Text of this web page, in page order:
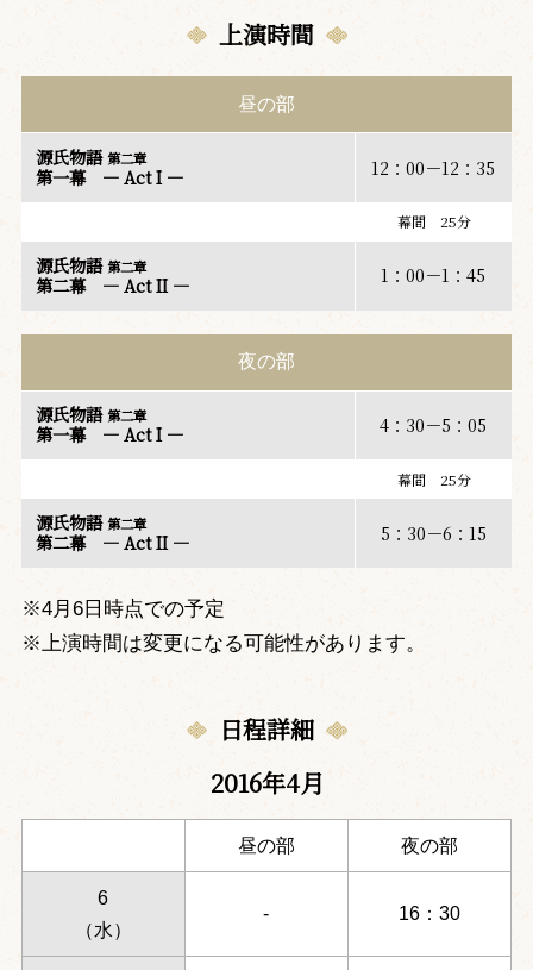
上演時間
昼の部
源氏物語第二章
第一幕 ― Act I ― 12：00－12：35
幕間 25分
源氏物語第二章
第二幕 ― Act II ― 1：00－1：45
夜の部
源氏物語第二章
第一幕 ― Act I ― 4：30－5：05
幕間 25分
源氏物語第二章
第二幕 ― Act II ― 5：30－6：15
※4月6日時点での予定
※上演時間は変更になる可能性があります。
日程詳細
2016年4月
昼の部 夜の部
6
（水）
- 16：30